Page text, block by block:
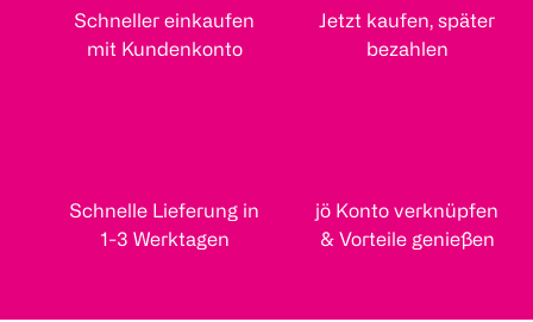
Schneller einkaufen
mit Kundenkonto
Jetzt kaufen, später
bezahlen
Schnelle Lieferung in
1-3 Werktagen
jö Konto verknüpfen
& Vorteile genießen